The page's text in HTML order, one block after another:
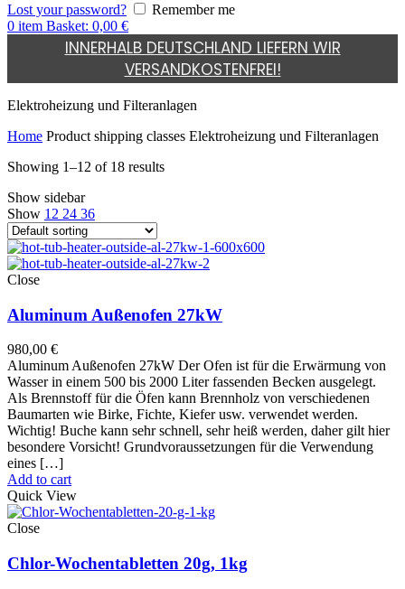
Lost your password?
Remember me
0 item Basket: 0,00 €
INNERHALB DEUTSCHLAND LIEFERN WIR
VERSANDKOSTENFREI!
Elektroheizung und Filteranlagen
Home Product shipping classes Elektroheizung und Filteranlagen
Showing 1–12 of 18 results
Show sidebar
Show 12 24 36
Close
Aluminum Außenofen 27kW
980,00 €
Aluminum Außenofen 27kW Der Ofen ist für die Erwärmung von
Wasser in einem 500 bis 2000 Liter fassenden Becken ausgelegt.
Als Brennstoff für die Öfen kann Brennholz von verschiedenen
Baumarten wie Birke, Fichte, Kiefer usw. verwendet werden.
Wichtig! Buche kann sehr schnell, sehr heiß werden, daher gilt hier
besondere Vorsicht! Grundvoraussetzungen für die Verwendung
eines […]
Add to cart
Quick View
Close
Chlor-Wochentabletten 20g, 1kg